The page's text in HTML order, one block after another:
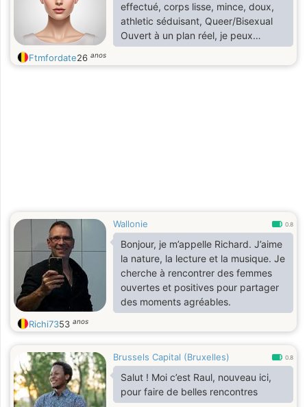
effectué, corps lisse, mince, doux,
athletic séduisant, Queer/Bisexual
Ouvert à un plan réel, je peux
recevoir, ouvert aussi aux plans à
trois ou plus, Fr /En/Es
Ftmfordate26 anos
Wallonie 0.8
Bonjour, je m’appelle Richard. J’aime
la nature, la lecture et la musique. Je
cherche à rencontrer des femmes
ouvertes et positives pour partager
des moments agréables.
Richi7353 anos
Brussels Capital (Bruxelles) 0.8
Salut ! Moi c’est Raul, nouveau ici,
pour faire de belles rencontres